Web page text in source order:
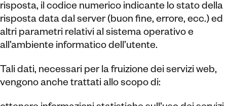
risposta, il codice numerico indicante lo stato della
risposta data dal server (buon fine, errore, ecc.) ed
altri parametri relativi al sistema operativo e
all’ambiente informatico dell’utente.
Tali dati, necessari per la fruizione dei servizi web,
vengono anche trattati allo scopo di: